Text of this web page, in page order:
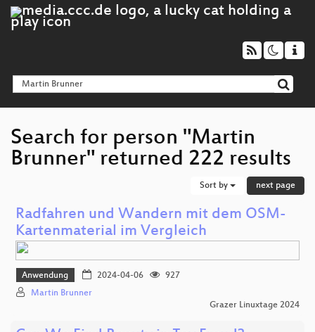
Search for person "Martin
Brunner" returned 222 results
Sort by next page
Radfahren und Wandern mit dem OSM-
Kartenmaterial im Vergleich
Anwendung 2024-04-06
927
Martin Brunner
Grazer Linuxtage 2024